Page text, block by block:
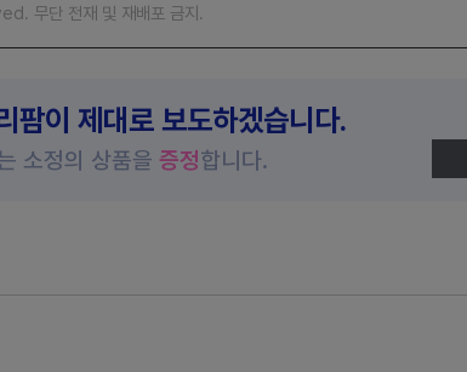
무단 전재 및 재배포 금지.
팜이 제대로 보도하겠습니다.
소정의 상품을 증정합니다.